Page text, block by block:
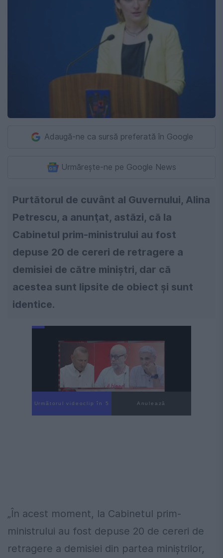
Adaugă-ne ca sursă preferată în Google
Urmărește-ne pe Google News
Purtătorul de cuvânt al Guvernului, Alina
Petrescu, a anunţat, astăzi, că la
Cabinetul prim-ministrului au fost
depuse 20 de cereri de retragere a
demisiei de către miniștri, dar că
acestea sunt lipsite de obiect și sunt
identice.
Următorul videoclip în 4 Anulează
„În acest moment, la Cabinetul prim-
ministrului au fost depuse 20 de cereri de
retragere a demisiei din partea miniştrilor,